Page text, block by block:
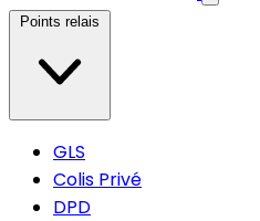
GLS
Colis Privé
DPD